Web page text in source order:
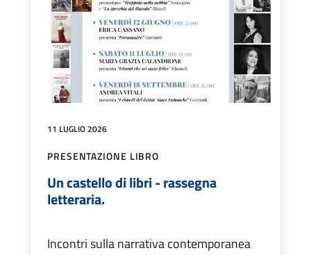
11 LUGLIO 2026
PRESENTAZIONE LIBRO
Un castello di libri - rassegna
letteraria.
Incontri sulla narrativa contemporanea